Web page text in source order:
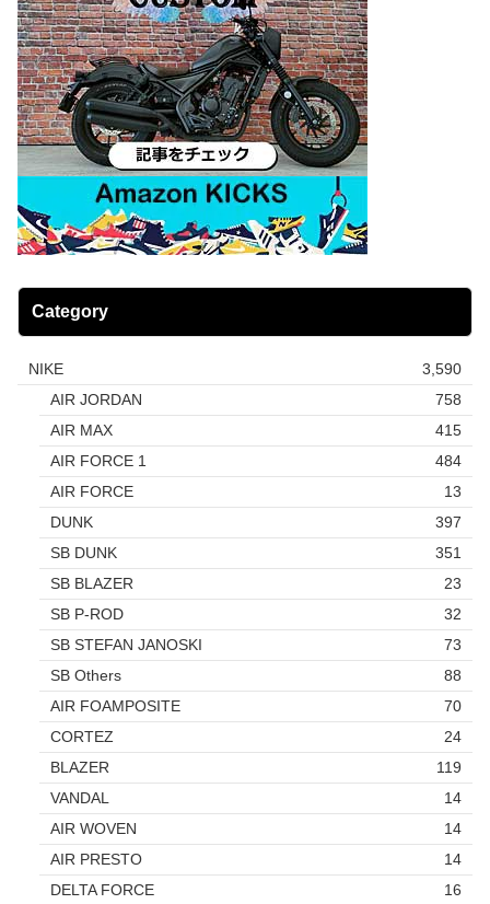
Category
NIKE
3,590
AIR JORDAN
758
AIR MAX
415
AIR FORCE 1
484
AIR FORCE
13
DUNK
397
SB DUNK
351
SB BLAZER
23
SB P-ROD
32
SB STEFAN JANOSKI
73
SB Others
88
AIR FOAMPOSITE
70
CORTEZ
24
BLAZER
119
VANDAL
14
AIR WOVEN
14
AIR PRESTO
14
DELTA FORCE
16